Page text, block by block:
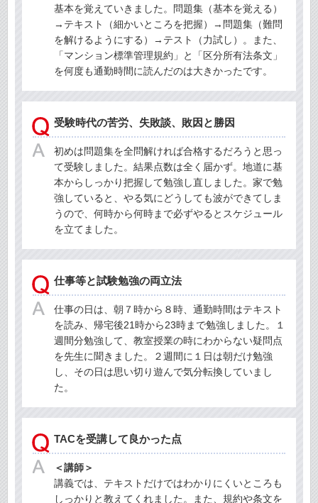
基本を覚えていきました。問題集（基本を覚える）
→テキスト（細かいところを把握）→問題集（難問
を解けるようにする）→テスト（力試し）。また、
「マンション標準管理規約」と「区分所有法条文」
を何度も通勤時間に読んだのは大きかったです。
受験時代の苦労、失敗談、敗因と勝因
初めは問題集を全問解ければ合格するだろうと思っ
て受験しました。結果点数は全く届かず。地道に基
本からしっかり把握して勉強し直しました。家で勉
強していると、やる気にどうしても波ができてしま
うので、何時から何時まで必ずやるとスケジュール
を立てました。
仕事等と試験勉強の両立法
仕事の日は、朝７時から８時、通勤時間はテキスト
を読み、帰宅後21時から23時まで勉強しました。１
週間分勉強して、教室授業の時にわからない疑問点
を先生に聞きました。２週間に１日は朝だけ勉強
し、その日は思い切り遊んで気分転換していまし
た。
TACを受講して良かった点
＜講師＞
講義では、テキストだけではわかりにくいところも
しっかりと教えてくれました。また、規約や条文を